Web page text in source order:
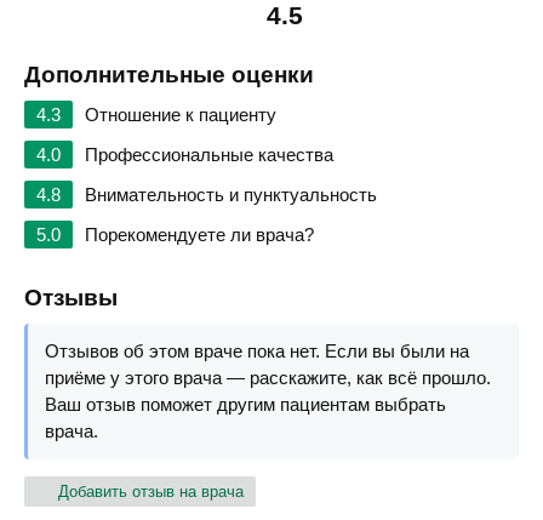
4.5
Дополнительные оценки
4.3
Отношение к пациенту
4.0
Профессиональные качества
4.8
Внимательность и пунктуальность
5.0
Порекомендуете ли врача?
Отзывы
Отзывов об этом враче пока нет. Если вы были на
приёме у этого врача — расскажите, как всё прошло.
Ваш отзыв поможет другим пациентам выбрать
врача.
Добавить отзыв на врача